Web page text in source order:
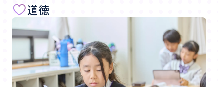
道徳